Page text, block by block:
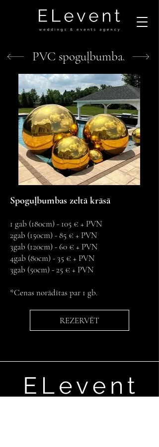
PVC spoguļbumbas
Spoguļbumbas zeltā krāsā
1 gab (180cm) - 105 € + PVN
2gab (150cm) - 85 € + PVN
3gab (120cm) - 60 € + PVN
4gab (80cm) - 35 € + PVN
3gab (50cm) - 25 € + PVN
*Cenas norādītas par 1 gb.
REZERVĒT